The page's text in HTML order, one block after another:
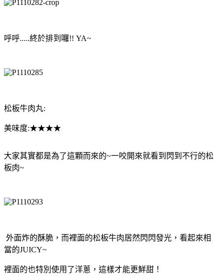
呼呼.....終於排到囉!! YA~
松板牛肉丸:
美味度:★★★★
大家其實都是為了這顆而來的~一咬開來就看到閃到不行的松
板肉~
外面炸的酥脆，而裡面的松板牛肉居然閃閃發光，看起來相
當的JUICY~
裡面的也特別使用了洋蔥，這樣才能更鮮甜！